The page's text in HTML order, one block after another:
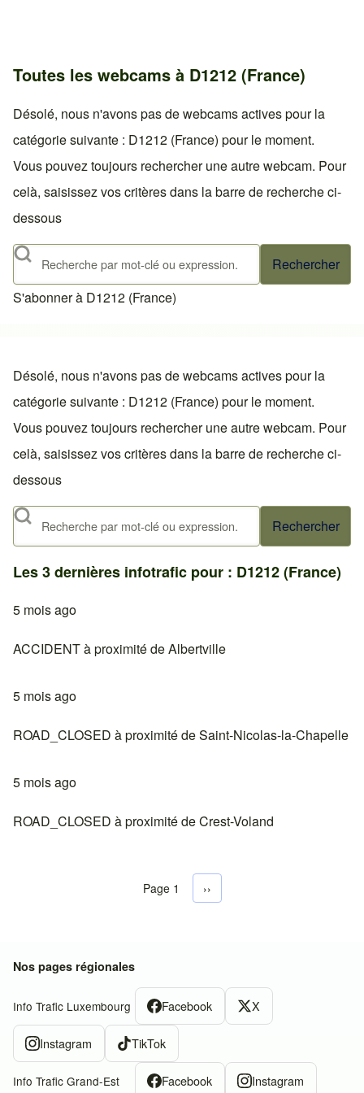
Toutes les webcams à D1212 (France)
Désolé, nous n'avons pas de webcams actives pour la
catégorie suivante : D1212 (France) pour le moment.
Vous pouvez toujours rechercher une autre webcam. Pour
celà, saisissez vos critères dans la barre de recherche ci-
dessous
Rechercher
S'abonner à D1212 (France)
Désolé, nous n'avons pas de webcams actives pour la
catégorie suivante : D1212 (France) pour le moment.
Vous pouvez toujours rechercher une autre webcam. Pour
celà, saisissez vos critères dans la barre de recherche ci-
dessous
Rechercher
Les 3 dernières infotrafic pour : D1212 (France)
5 mois ago
ACCIDENT à proximité de Albertville
5 mois ago
ROAD_CLOSED à proximité de Saint-Nicolas-la-Chapelle
5 mois ago
ROAD_CLOSED à proximité de Crest-Voland
Pagination
Page 1 Next page
››
Nos pages régionales
Info Trafic Luxembourg Facebook X
Instagram TikTok
Info Trafic Grand-Est Facebook Instagram